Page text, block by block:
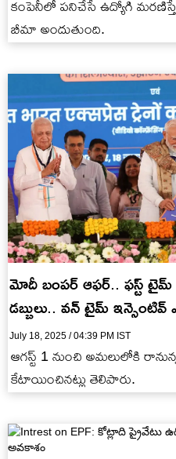
కంపెనీలో పనిచేసే ఉద్యోగి మరణిస్తే
బీమా అందుతుంది.
మోదీ బంపర్ ఆఫర్.. ఫస్ట్
డబ్బులు.. వన్ టైమ్ ఇన్సెంటివ్
July 18, 2025 / 04:39 PM IST
ఆగస్ట్ 1 నుంచి అమలులోకి
కేటాయించినట్లు తెలిపారు.